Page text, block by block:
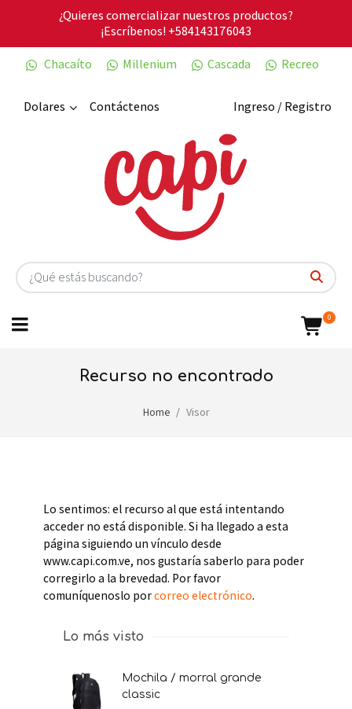
¿Quieres comercializar nuestros productos?
¡Escríbenos!+584143176043
Chacaíto
Millenium Cascada Recreo
Dolares Ingreso / Registro
Contáctenos
0
recurso no encontrado
Home Visor
Lo sentimos: el recurso al que está intentando
acceder no está disponible. Si ha llegado a esta
página siguiendo un vínculo desde
www.capi.com.ve, nos gustaría saberlo para poder
corregirlo a la brevedad. Por favor
comuníquenoslo porcorreo electrónico.
Lo más visto
mochila / morral grande
classic